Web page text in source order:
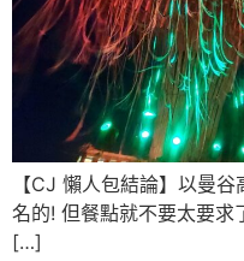
【CJ 懶人包結論】以曼
名的! 但餐點就不要太要求
[…]